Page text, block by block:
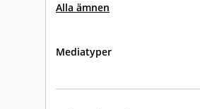
Alla ämnen
Mediatyper